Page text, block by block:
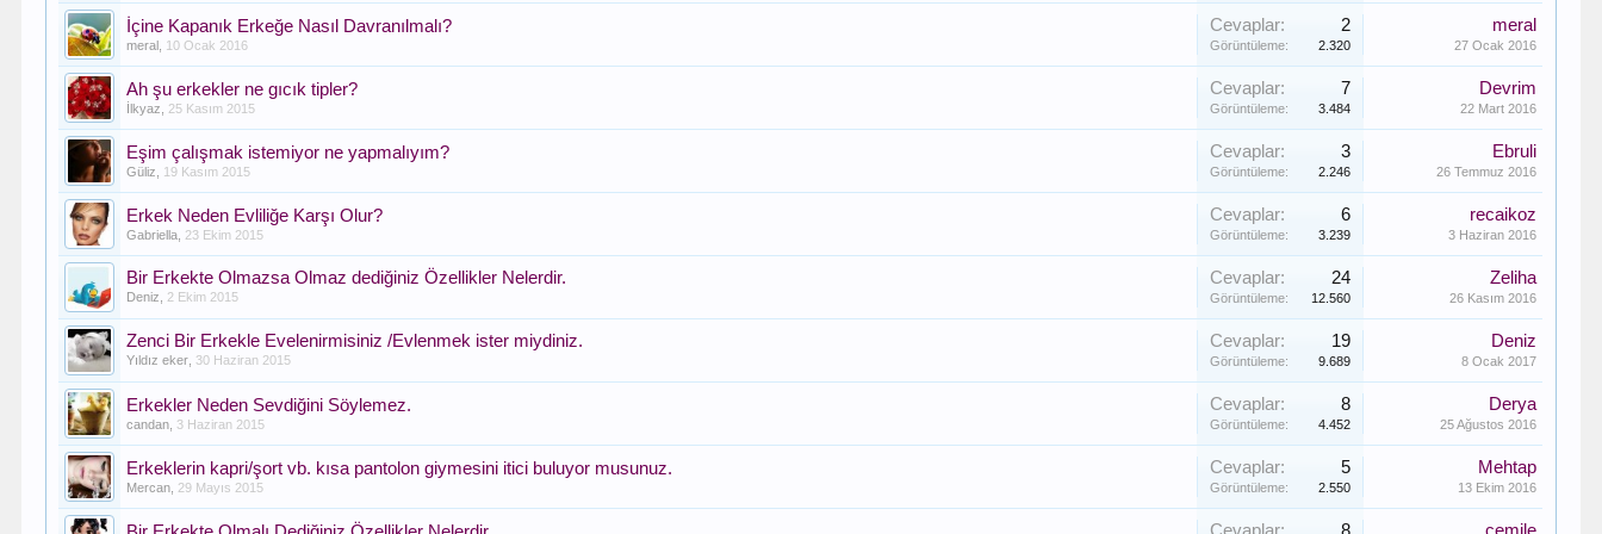
İçine Kapanık Erkeğe Nasıl Davranılmalı?
meral 10 Ocak 2016
Cevaplar: 2
Görüntüleme: 2.320
meral
27 Ocak 2016
Ah şu erkekler ne gıcık tipler?
İlkyaz 25 Kasım 2015
Cevaplar: 7
Görüntüleme: 3.484
Devrim
22 Mart 2016
Eşim çalışmak istemiyor ne yapmalıyım?
Güliz 19 Kasım 2015
Cevaplar: 3
Görüntüleme: 2.246
Ebruli
26 Temmuz 2016
Erkek Neden Evliliğe Karşı Olur?
Gabriella 23 Ekim 2015
Cevaplar: 6
Görüntüleme: 3.239
recaikoz
3 Haziran 2016
Bir Erkekte Olmazsa Olmaz dediğiniz Özellikler Nelerdir.
Deniz 2 Ekim 2015
Cevaplar: 24
Görüntüleme: 12.560
Zeliha
26 Kasım 2016
Zenci Bir Erkekle Evelenirmisiniz /Evlenmek ister miydiniz.
Yıldız eker 30 Haziran 2015
Cevaplar: 19
Görüntüleme: 9.689
Deniz
8 Ocak 2017
Erkekler Neden Sevdiğini Söylemez.
candan 3 Haziran 2015
Cevaplar: 8
Görüntüleme: 4.452
Derya
25 Ağustos 2016
Erkeklerin kapri/şort vb. kısa pantolon giymesini itici buluyor musunuz.
Mercan 29 Mayıs 2015
Cevaplar: 5
Görüntüleme: 2.550
Mehtap
13 Ekim 2016